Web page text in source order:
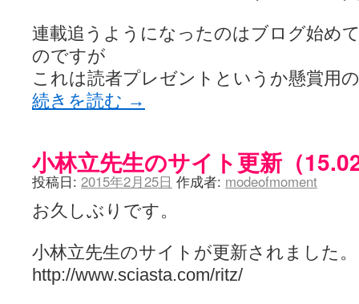
連載追うようになったのはブログ始め
のですが
これは読者プレゼントというか懸賞用
続きを読む →
小林立先生のサイト更新（
投稿日: 2015年2月25日 作成者: modeofmoment
お久しぶりです。
小林立先生のサイトが更新されました。
http://www.sciasta.com/ritz/